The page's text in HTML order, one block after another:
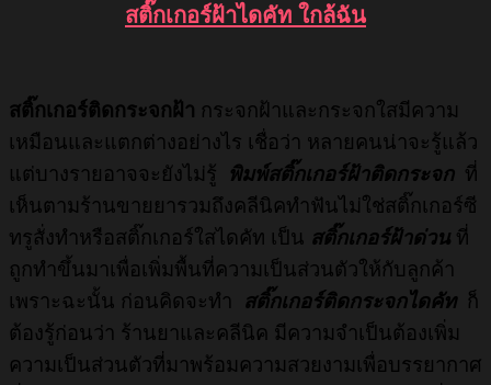
สติ๊กเกอร์ฝ้าไดคัท ใกล้ฉัน
สติ๊กเกอร์ติดกระจกฝ้า กระจกฝ้าและกระจกใสมีความ
เหมือนและแตกต่างอย่างไร เชื่อว่า หลายคนน่าจะรู้แล้ว
แต่บางรายอาจจะยังไม่รู้
พิมพ์สติ๊กเกอร์ฝ้าติดกระจก ที่
เห็นตามร้านขายยารวมถึงคลีนิคทำฟันไม่ใช่สติ๊กเกอร์ซี
ทรูสั่งทำหรือสติ๊กเกอร์ใสไดคัท เป็น สติ๊กเกอร์ฝ้าด่วน ที่
ถูกทำขึ้นมาเพื่อเพิ่มพื้นที่ความเป็นส่วนตัวให้กับลูกค้า
เพราะฉะนั้น ก่อนคิดจะทำ
สติ๊กเกอร์ติดกระจกไดคัท ก็
ต้องรู้ก่อนว่า ร้านยาและคลีนิค มีความจำเป็นต้องเพิ่ม
ความเป็นส่วนตัวที่มาพร้อมความสวยงามเพื่อบรรยากาศ